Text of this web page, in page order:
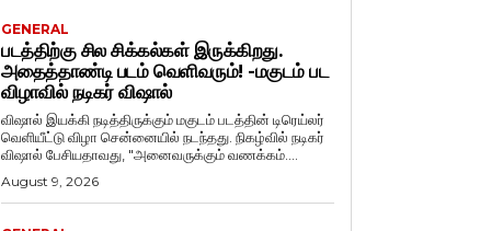
GENERAL
படத்திற்கு சில சிக்கல்கள் இருக்கிறது.
அதைத்தாண்டி படம் வெளிவரும்! -மகுடம் பட
விழாவில் நடிகர் விஷால்
விஷால் இயக்கி நடித்திருக்கும் மகுடம் படத்தின் டிரெய்லர்
வெளியீட்டு விழா சென்னையில் நடந்தது. நிகழ்வில் நடிகர்
விஷால் பேசியதாவது, "அனைவருக்கும் வணக்கம்....
August 9, 2026